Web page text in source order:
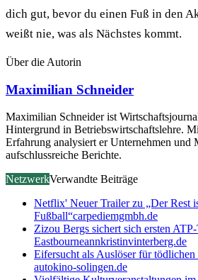
dich gut, bevor du einen Fuß in den
weißt nie, was als Nächstes kommt.
Über die Autorin
Maximilian Schneider
Maximilian Schneider ist
Hintergrund in Betriebswirtschaftslehre.
Erfahrung analysiert er Unternehmen und
aufschlussreiche Berichte.
NetzwerkVerwandte Beiträge
Netflix' Neuer Trailer zu „Der Rest
Fußball“carpediemgmbh.de
Zizou Bergs sichert sich ersten
Eastbourneannkristinvinterberg.de
Eifersucht als Auslöser für
autokino-solingen.de